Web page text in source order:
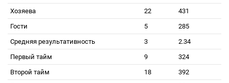
Хозяева
22
431
Гости
5
285
Средняя результативность
3
2.34
Первый тайм
9
324
Второй тайм
18
392